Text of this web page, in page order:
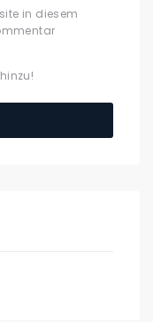
in diesem